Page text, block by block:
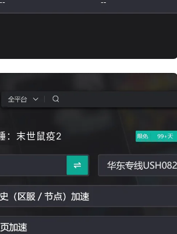
：末世鼠疫2